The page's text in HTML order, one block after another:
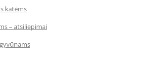
katėms
– atsiliepimai